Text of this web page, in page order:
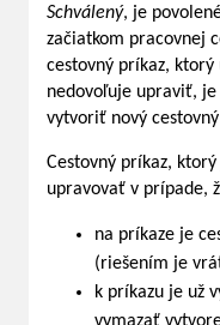
Schválený, je
začiatkom pracovnej
cestovný príkaz, ktorý
nedovoľuje upraviť,
vytvoriť nový
Cestovný príkaz,
upravovať v prípade,
na príkaze je
(riešením je
k príkazu je už